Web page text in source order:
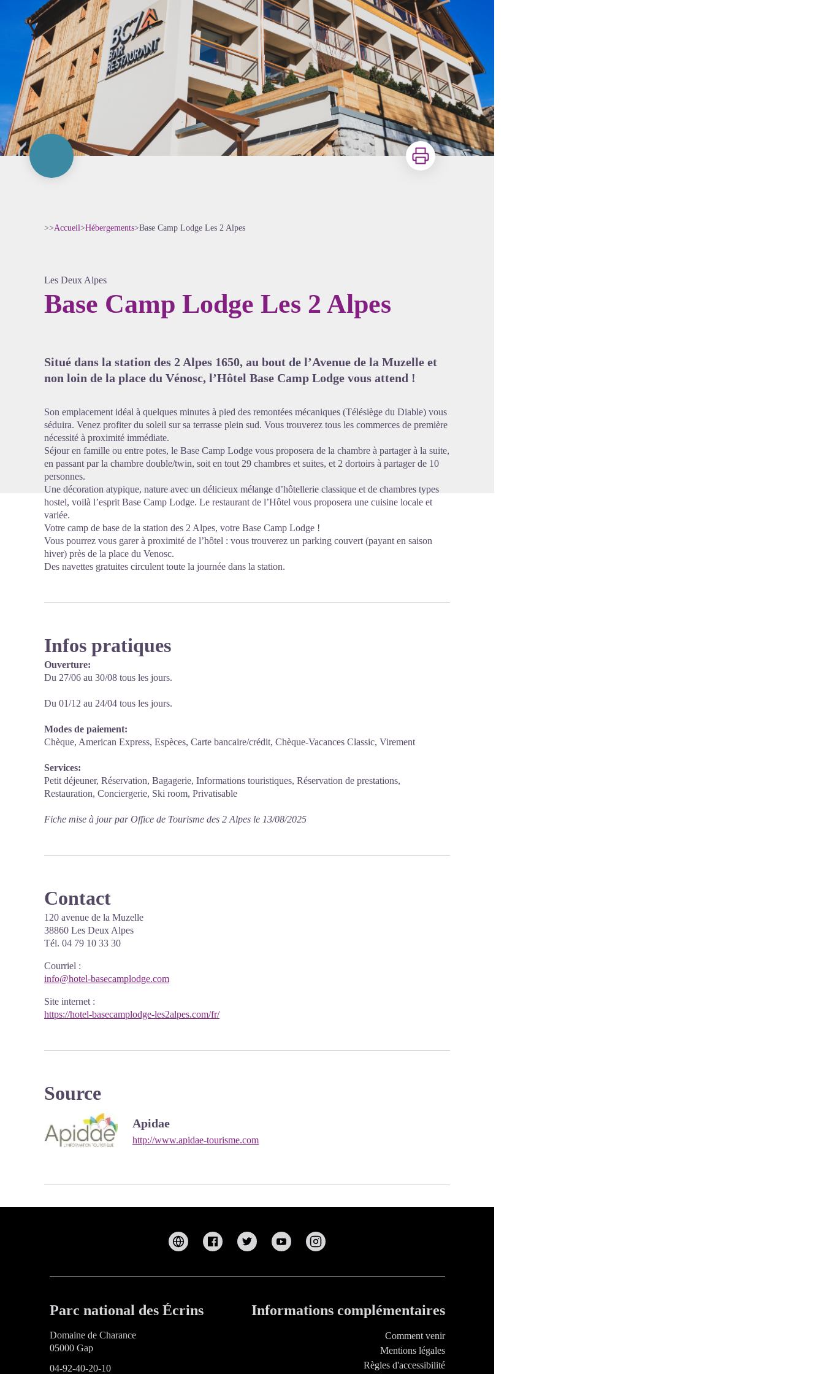
Imprimer
>>Accueil>Hébergements>Base Camp Lodge Les 2 Alpes
Les Deux Alpes
Base Camp Lodge Les 2 Alpes
Situé dans la station des 2 Alpes 1650, au bout de l’Avenue de la Muzelle et
non loin de la place du Vénosc, l’Hôtel Base Camp Lodge vous attend !
Son emplacement idéal à quelques minutes à pied des remontées mécaniques (Télésiège du Diable) vous
séduira. Venez profiter du soleil sur sa terrasse plein sud. Vous trouverez tous les commerces de première
nécessité à proximité immédiate.
Séjour en famille ou entre potes, le Base Camp Lodge vous proposera de la chambre à partager à la suite,
en passant par la chambre double/twin, soit en tout 29 chambres et suites, et 2 dortoirs à partager de 10
personnes.
Une décoration atypique, nature avec un délicieux mélange d’hôtellerie classique et de chambres types
hostel, voilà l’esprit Base Camp Lodge. Le restaurant de l’Hôtel vous proposera une cuisine locale et
variée.
Votre camp de base de la station des 2 Alpes, votre Base Camp Lodge !
Vous pourrez vous garer à proximité de l’hôtel : vous trouverez un parking couvert (payant en saison
hiver) près de la place du Venosc.
Des navettes gratuites circulent toute la journée dans la station.
Infos pratiques
Ouverture:
Du 27/06 au 30/08 tous les jours.
Du 01/12 au 24/04 tous les jours.
Modes de paiement:
Chèque, American Express, Espèces, Carte bancaire/crédit, Chèque-Vacances Classic, Virement
Services:
Petit déjeuner, Réservation, Bagagerie, Informations touristiques, Réservation de prestations,
Restauration, Conciergerie, Ski room, Privatisable
Fiche mise à jour par Office de Tourisme des 2 Alpes le 13/08/2025
Contact
120 avenue de la Muzelle
38860 Les Deux Alpes
Tél. 04 79 10 33 30
Courriel :
info@hotel-basecamplodge.com
Site internet :
https://hotel-basecamplodge-les2alpes.com/fr/
Source
Apidae
http://www.apidae-tourisme.com
Parc national des Écrins
Domaine de Charance
05000 Gap
04-92-40-20-10
Informations complémentaires
Comment venir
Mentions légales
Règles d'accessibilité